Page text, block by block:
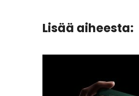
Lisää aiheesta: